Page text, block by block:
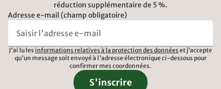
réduction supplémentaire de 5 %.
Adresse e-mail (champ obligatoire)
J'ai lu les informations relatives à la protection des données et j'accepte
qu'un message soit envoyé à l'adresse électronique ci-dessous pour
confirmer mes coordonnées.
S'inscrire